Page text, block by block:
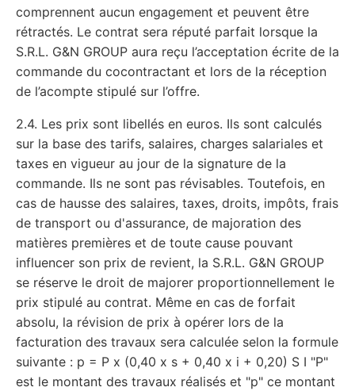
comprennent aucun engagement et peuvent être
rétractés. Le contrat sera réputé parfait lorsque la
S.R.L. G&N GROUP aura reçu l’acceptation écrite de la
commande du cocontractant et lors de la réception
de l’acompte stipulé sur l’offre.
2.4. Les prix sont libellés en euros. Ils sont calculés
sur la base des tarifs, salaires, charges salariales et
taxes en vigueur au jour de la signature de la
commande. Ils ne sont pas révisables. Toutefois, en
cas de hausse des salaires, taxes, droits, impôts, frais
de transport ou d'assurance, de majoration des
matières premières et de toute cause pouvant
influencer son prix de revient, la S.R.L. G&N GROUP
se réserve le droit de majorer proportionnellement le
prix stipulé au contrat. Même en cas de forfait
absolu, la révision de prix à opérer lors de la
facturation des travaux sera calculée selon la formule
suivante : p = P x (0,40 x s + 0,40 x i + 0,20) S I "P"
est le montant des travaux réalisés et "p" ce montant